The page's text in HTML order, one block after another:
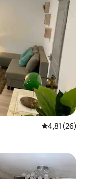
Prosječna
4,81 (26)